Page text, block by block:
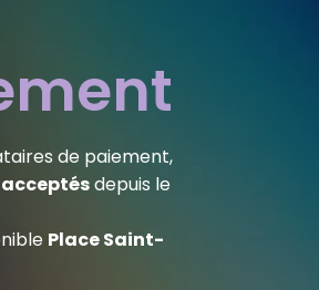
de paiement,
depuis le
Place Saint-